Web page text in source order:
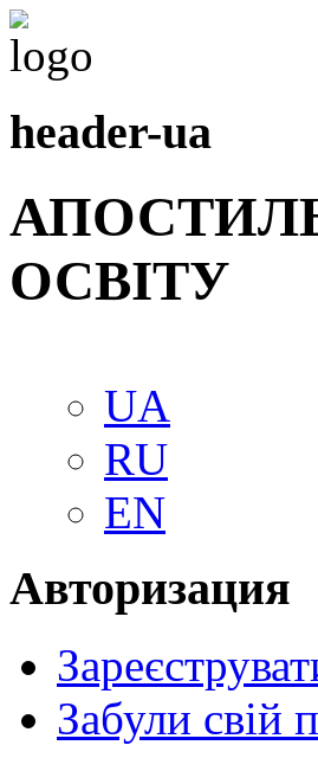
header-ua
ОСВIТУ
UA
RU
EN
Авторизация
Забули свій